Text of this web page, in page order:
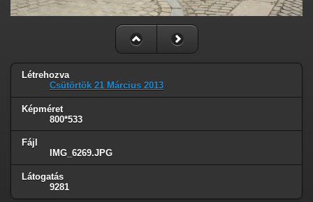
Létrehozva
Csütörtök 21 Március 2013
Képméret
800*533
Fájl
IMG_6269.JPG
Látogatás
9281